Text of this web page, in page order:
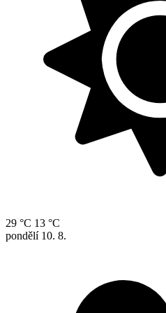
29 °C 13 °C
pondělí 10. 8.